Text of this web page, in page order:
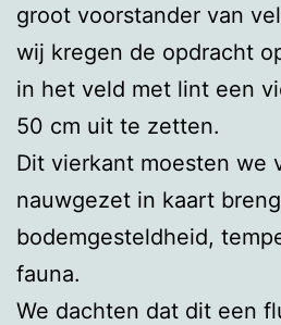
groot voorstander van
wij kregen de opdracht
in het veld met lint een
50 cm uit te zetten.
Dit vierkant moesten we
nauwgezet in kaart
bodemgesteldheid,
fauna.
We dachten dat dit een